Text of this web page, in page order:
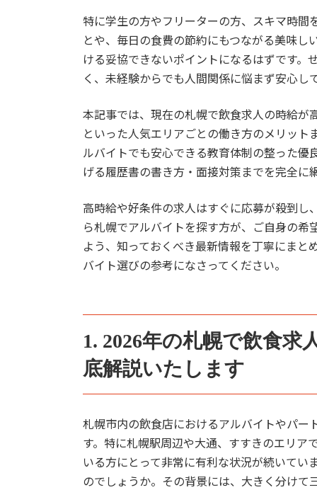
特に学生の方やフリーターの方、スキマ時
とや、毎日の食費の節約にもつながる美味
ける妥協できないポイントになるはずです
く、未経験からでも人間関係に悩まず安心
本記事では、現在の札幌で飲食求人の時給
といった人気エリアごとの働き方のメリッ
ルバイトでも安心できる教育体制の整った
げる履歴書の書き方・面接対策までを完全に
高時給や好条件の求人はすぐに応募が殺到し
ら札幌でアルバイトを探す方が、ご自身の
よう、知っておくべき最新情報を丁寧にま
バイト選びの参考になさってください。
1. 2026年の札幌で飲食
底解説いたします
札幌市内の飲食店におけるアルバイトやパ
す。特に札幌駅周辺や大通、すすきのエリ
いる方にとって非常に有利な状況が続いて
のでしょうか。その背景には、大きく分けて